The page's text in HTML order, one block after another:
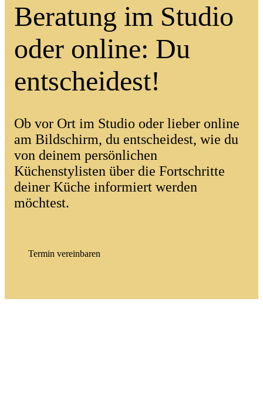
Beratung im Studio
oder online: Du
entscheidest!
Ob vor Ort im Studio oder lieber online
am Bildschirm, du entscheidest, wie du
von deinem persönlichen
Küchenstylisten über die Fortschritte
deiner Küche informiert werden
möchtest.
Termin vereinbaren